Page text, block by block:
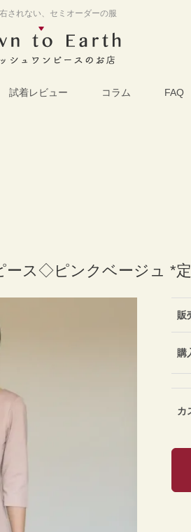
されない、セミオーダーの服
試着レビュー コラム FAQ
ース◇ピンクベージュ *
販
購
カ